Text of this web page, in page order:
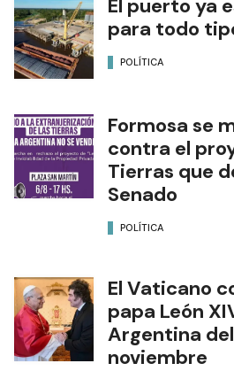
El puerto ya
para todo
POLÍTICA
Formosa se
contra el
Tierras que
Senado
POLÍTICA
El Vaticano
papa León
Argentina del
noviembre